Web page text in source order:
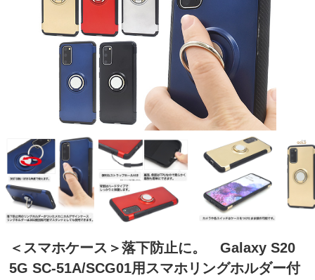
＜スマホケース＞落下防止に。 Galaxy S20
5G SC-51A/SCG01用スマホリングホルダー付